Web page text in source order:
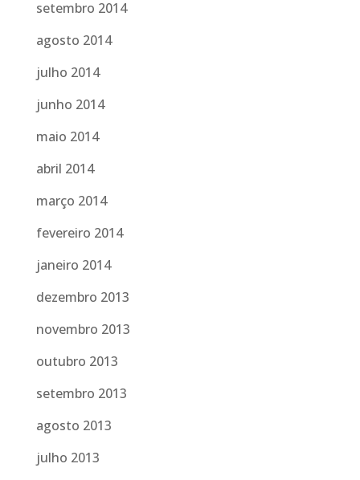
setembro 2014
agosto 2014
julho 2014
junho 2014
maio 2014
abril 2014
março 2014
fevereiro 2014
janeiro 2014
dezembro 2013
novembro 2013
outubro 2013
setembro 2013
agosto 2013
julho 2013